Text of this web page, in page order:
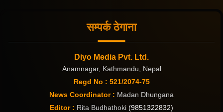
सम्पर्क ठेगाना
Diyo Media Pvt. Ltd.
Anamnagar, Kathmandu, Nepal
Regd No : 521/2074-75
News Coordinator : Madan Dhungana
Editor : Rita Budhathoki (9851322832)